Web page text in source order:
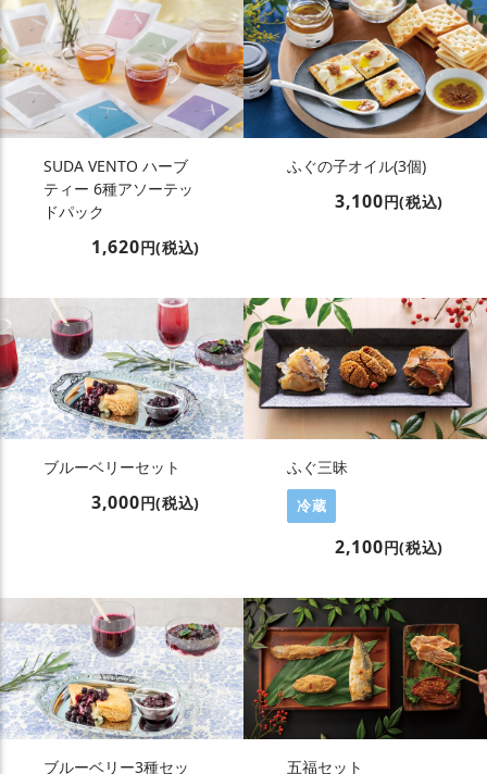
SUDA VENTO ハーブ
ティー 6種アソーテッ
ドパック
1,620円(税込)
ふぐの子オイル(3個)
3,100円(税込)
ブルーベリーセット
3,000円(税込)
ふぐ三昧
冷蔵
2,100円(税込)
ブルーベリー3種セッ 五福セット